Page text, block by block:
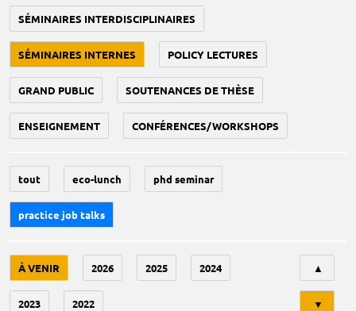
SÉMINAIRES INTERDISCIPLINAIRES
SÉMINAIRES INTERNES POLICY LECTURES
GRAND PUBLIC SOUTENANCES DE THÈSE
ENSEIGNEMENT CONFÉRENCES/WORKSHOPS
tout eco-lunch phd seminar
practice job talks
À VENIR 2026 2025 2024
2023 2022
▲
▼